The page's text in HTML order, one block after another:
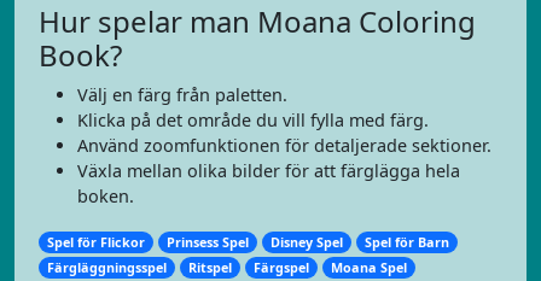
Hur spelar man Moana Coloring
Book?
Välj en färg från paletten.
Klicka på det område du vill fylla med färg.
Använd zoomfunktionen för detaljerade sektioner.
Växla mellan olika bilder för att färglägga hela
boken.
Spel för Flickor Prinsess Spel Disney Spel
Spel för Barn
Färgläggningsspel
Ritspel Färgspel Moana Spel